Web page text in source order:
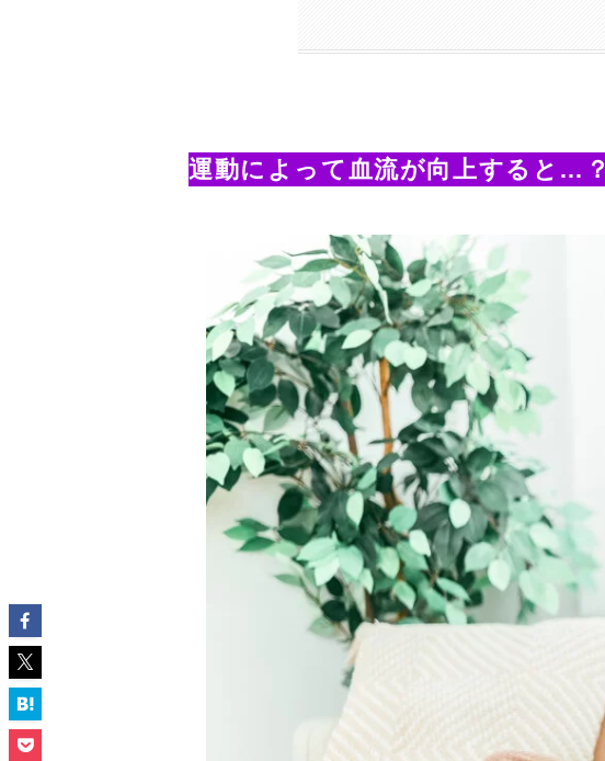
運動によって血流が向上すると…？